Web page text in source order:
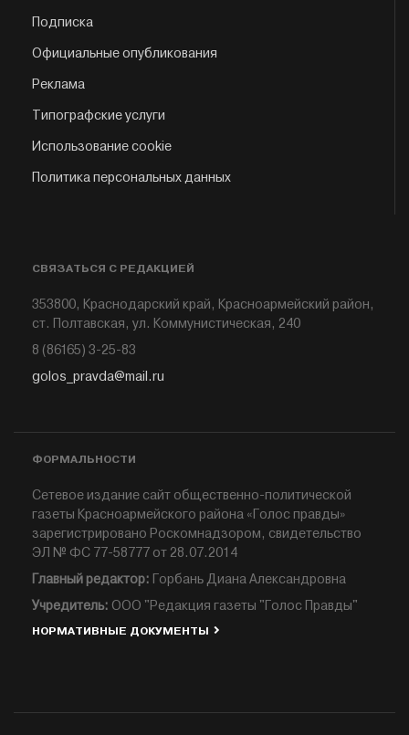
Подписка
Официальные опубликования
Реклама
Типографские услуги
Использование cookie
Политика персональных данных
СВЯЗАТЬСЯ С РЕДАКЦИЕЙ
353800, Краснодарский край, Красноармейский район,
ст. Полтавская, ул. Коммунистическая, 240
8 (86165) 3-25-83
golos_pravda@mail.ru
ФОРМАЛЬНОСТИ
Сетевое издание сайт общественно-политической
газеты Красноармейского района «Голос правды»
зарегистрировано Роскомнадзором, свидетельство
ЭЛ № ФС 77-58777 от 28.07.2014
Главный редактор: Горбань Диана Александровна
Учредитель: ООО "Редакция газеты "Голос Правды"
НОРМАТИВНЫЕ ДОКУМЕНТЫ